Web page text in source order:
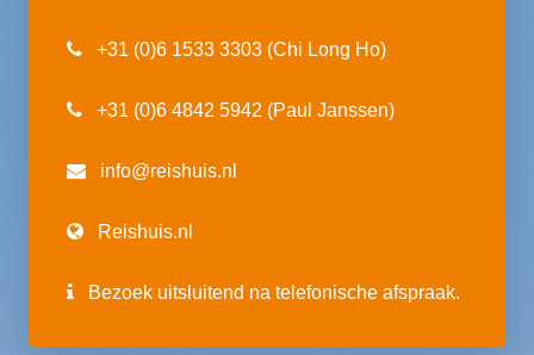
+31 (0)6 1533 3303 (Chi Long Ho)
+31 (0)6 4842 5942 (Paul Janssen)
info@reishuis.nl
Reishuis.nl
Bezoek uitsluitend na telefonische afspraak.